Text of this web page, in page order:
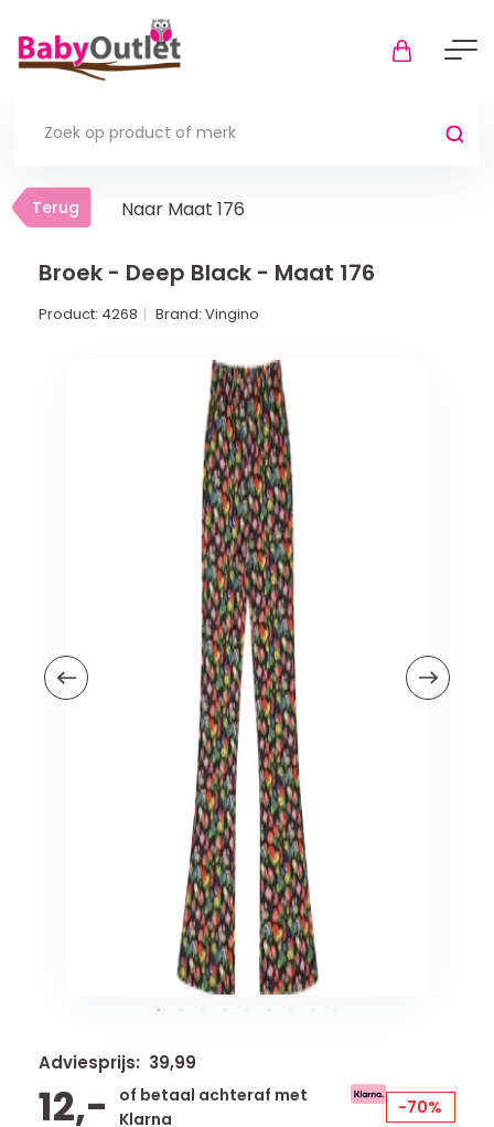
Terug
Thuis
In de box
Boxmatrassen en hoeslakens
Veiligheid in en om huis
Veiligheid buiten de deur
Meer
Schommelstoelen en wipstoeltjes
Terug Naar Maat 176
Broek - Deep Black - Maat 176
Product: 4268 Brand: Vingino
Adviesprijs: 39,99
12,-
of betaal achteraf met
Klarna
-70%